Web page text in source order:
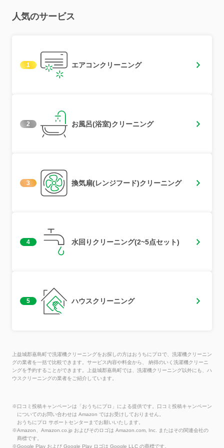
人気のサービス
1 エアコンクリーニング
2 お風呂(浴室)クリーニング
3 換気扇(レンジフード)クリーニング
4 水回りクリーニング(2~5点セット)
5 ハウスクリーニング
上益城郡嘉島町で洗濯機クリーニングをお探しの方はおうちにプロで、洗濯機クリーニン
グの業者を一括で比較できます。サービス内容や料金から、 納得のいく洗濯機クリーニ
ングを予約することができます。上益城郡嘉島町では、洗濯機クリーニング以外にも、ハ
ウスクリーニングの業者をご紹介しています。
※口コミ投稿キャンペーンは「おうちにプロ」による提供です。口コミ投稿キャンペーン
についてのお問い合わせは Amazon ではお受けしておりません。
おうちにプロ サポートセンターまでお願いいたします。
※Amazon、Amazon.co.jp およびそのロゴは Amazon.com, Inc. またはその関連会社の
商標です。
※Google Play および Google Play ロゴは Google LLC の商標です。